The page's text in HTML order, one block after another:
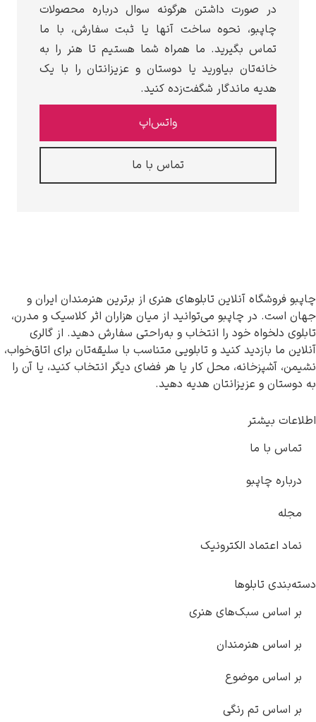
در صورت داشتن هرگونه سوال درباره محصولات
چاپبو، نحوه ساخت آنها یا ثبت سفارش، با ما
تماس بگیرید. ما همراه شما هستیم تا هنر را به
خانه‌تان بیاورید یا دوستان و عزیزانتان را با یک
هدیه ماندگار شگفت‌زده کنید.
تماس با ما
آنلاین تابلوهای هنری از برترین هنرمندان ایران و
در چاپبو می‌توانید از میان هزاران اثر کلاسیک و مدرن،
خود را انتخاب و به‌راحتی سفارش دهید. از گالری
بازدید کنید و تابلویی متناسب با سلیقه‌تان برای اتاق‌خواب،
محل کار یا هر فضای دیگر انتخاب کنید، یا آن را
و عزیزانتان هدیه دهید.
ما
چاپبو
الکترونیک
تابلوها
سبک‌های هنری
هنرمندان
موضوع
تم رنگی